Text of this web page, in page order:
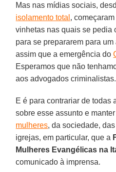
Mas nas mídias sociais,
isolamento total ,
vinhetas nas quais se pedia
para se prepararem para
assim que a emergência do
Esperamos que não
aos advogados criminalistas.
E é para contrariar de todas
sobre esse assunto e
mulheres, da sociedade,
igrejas, em particular, que a
Mulheres Evangélicas na
comunicado à imprensa.